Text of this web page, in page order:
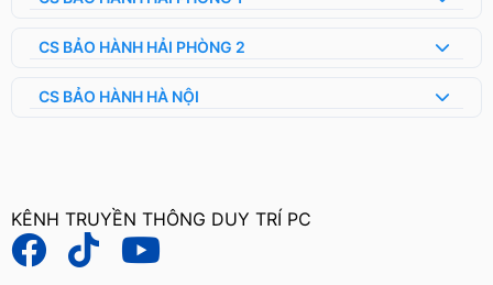
CS BẢO HÀNH HẢI PHÒNG 2
CS BẢO HÀNH HÀ NỘI
KÊNH TRUYỀN THÔNG DUY TRÍ PC